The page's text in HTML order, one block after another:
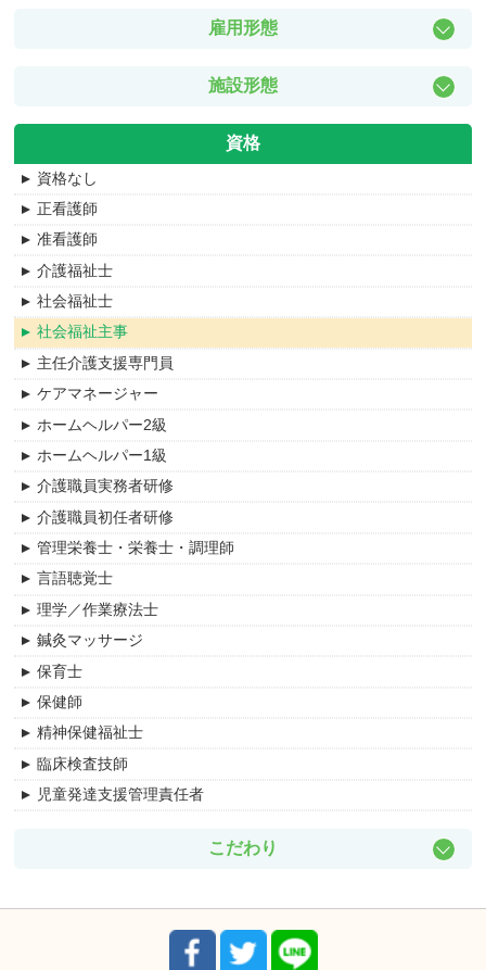
新城市
刈谷市
碧南市
サービス提供責任者
看護職員
社会福祉士
保育士
保健師
障害者福祉関係
訪問入浴介護
支援相談員
生活支援員
主任介護支援専門員
調理職員
事務職関連
管理職・管理職候補
清掃・リネン関連
訪問介護員（ホームヘルパー）
その他
精神保健福祉士
臨床検査技師
雇用形態
紹介予定派遣
アルバイト・パート
施設形態
ナーシングホーム
地域包括支援センター
介護付き高齢者向け住宅
訪問リハビリ
特別養護老人ホーム
介護老人保健施設
デイサービス
介護付有料老人ホーム
訪問介護サービス
ショートステイ
居宅介護支援
介護支援事業所
ケアハウス
グループホーム
サービス付き高齢者向け住宅
障害者支援施設
訪問入浴介護
病院
住宅型有料老人ホーム
有料老人ホーム
デイケアセンター
リハビリセンター
資格
資格なし
正看護師
准看護師
介護福祉士
社会福祉士
社会福祉主事
主任介護支援専門員
ケアマネージャー
ホームヘルパー2級
ホームヘルパー1級
介護職員実務者研修
介護職員初任者研修
管理栄養士・栄養士・調理師
言語聴覚士
理学／作業療法士
鍼灸マッサージ
保育士
保健師
精神保健福祉士
臨床検査技師
児童発達支援管理責任者
こだわり
祝日休み